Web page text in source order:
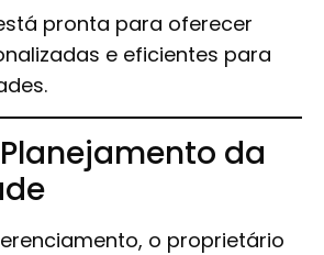
pronta para oferecer
e eficientes para
da
o proprietário